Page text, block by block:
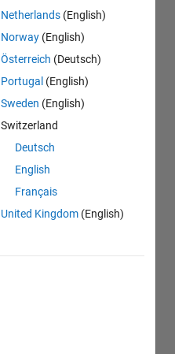
Netherlands (English)
Norway (English)
Österreich (Deutsch)
Portugal (English)
Sweden (English)
Switzerland
Deutsch
English
Français
United Kingdom (English)